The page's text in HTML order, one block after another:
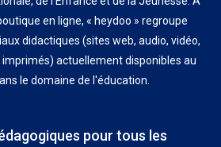
en ligne, « heydoo » regroupe
didactiques (sites web, audio, vidéo,
actuellement disponibles au
le domaine de l'éducation.
pour tous les